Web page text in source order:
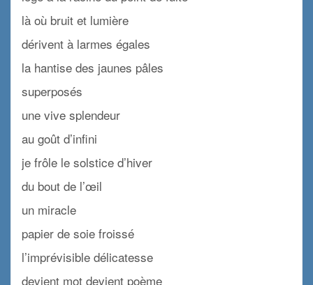
là où bruit et lumière
dérivent à larmes égales
la hantise des jaunes pâles
superposés
une vive splendeur
au goût d’infini
je frôle le solstice d’hiver
du bout de l’œil
un miracle
papier de soie froissé
l’imprévisible délicatesse
devient mot devient poème